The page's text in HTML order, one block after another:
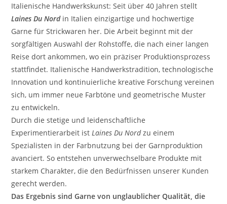
Italienische Handwerkskunst: Seit über 40 Jahren stellt
Laines Du Nordin Italien einzigartige und hochwertige
Garne für Strickwaren her. Die Arbeit beginnt mit der
sorgfältigen Auswahl der Rohstoffe, die nach einer langen
Reise dort ankommen, wo ein präziser Produktionsprozess
stattfindet. Italienische Handwerkstradition, technologische
Innovation und kontinuierliche kreative Forschung vereinen
sich, um immer neue Farbtöne und geometrische Muster
zu entwickeln.
Durch die stetige und leidenschaftliche
Experimentierarbeit istLaines Du Nordzu einem
Spezialisten in der Farbnutzung bei der Garnproduktion
avanciert. So entstehen unverwechselbare Produkte mit
starkem Charakter, die den Bedürfnissen unserer Kunden
gerecht werden.
Das Ergebnis sind Garne von unglaublicher Qualität, die